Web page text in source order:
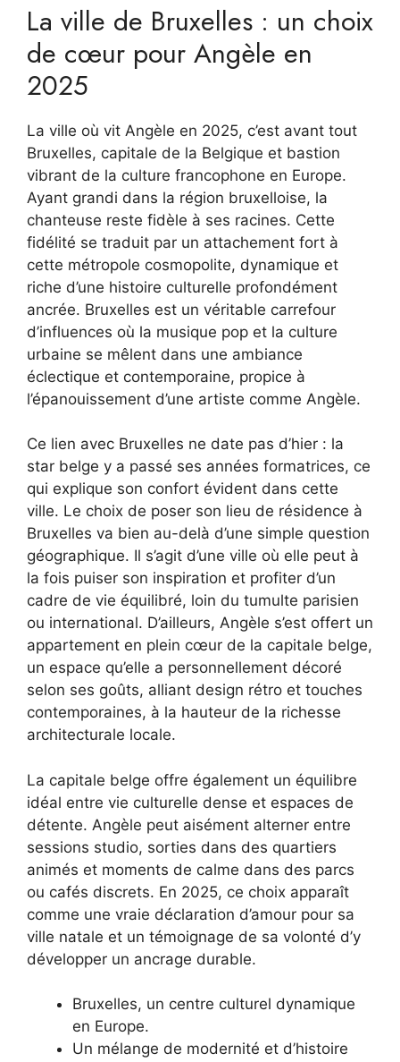
La ville de Bruxelles : un choix
de cœur pour Angèle en
2025
La ville où vit Angèle en 2025, c’est avant tout
Bruxelles, capitale de la Belgique et bastion
vibrant de la culture francophone en Europe.
Ayant grandi dans la région bruxelloise, la
chanteuse reste fidèle à ses racines. Cette
fidélité se traduit par un attachement fort à
cette métropole cosmopolite, dynamique et
riche d’une histoire culturelle profondément
ancrée. Bruxelles est un véritable carrefour
d’influences où la musique pop et la culture
urbaine se mêlent dans une ambiance
éclectique et contemporaine, propice à
l’épanouissement d’une artiste comme Angèle.
Ce lien avec Bruxelles ne date pas d’hier : la
star belge y a passé ses années formatrices, ce
qui explique son confort évident dans cette
ville. Le choix de poser son lieu de résidence à
Bruxelles va bien au-delà d’une simple question
géographique. Il s’agit d’une ville où elle peut à
la fois puiser son inspiration et profiter d’un
cadre de vie équilibré, loin du tumulte parisien
ou international. D’ailleurs, Angèle s’est offert un
appartement en plein cœur de la capitale belge,
un espace qu’elle a personnellement décoré
selon ses goûts, alliant design rétro et touches
contemporaines, à la hauteur de la richesse
architecturale locale.
La capitale belge offre également un équilibre
idéal entre vie culturelle dense et espaces de
détente. Angèle peut aisément alterner entre
sessions studio, sorties dans des quartiers
animés et moments de calme dans des parcs
ou cafés discrets. En 2025, ce choix apparaît
comme une vraie déclaration d’amour pour sa
ville natale et un témoignage de sa volonté d’y
développer un ancrage durable.
Bruxelles, un centre culturel dynamique
en Europe.
Un mélange de modernité et d’histoire